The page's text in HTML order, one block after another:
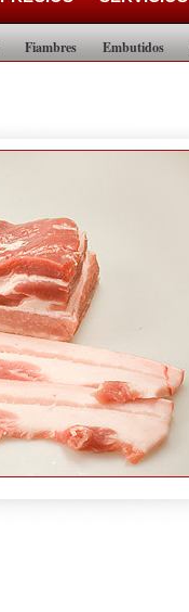
Fiambres Embutidos